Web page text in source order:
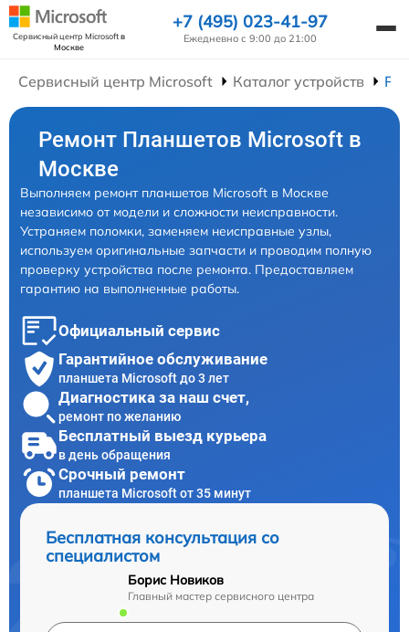
Сервисный центр Microsoftв
Москве
+7 (495) 023-41-97
Ежедневно с 9:00 до 21:00
Сервисный центр Microsoft Каталог устройств
Ремонт Планшетов Microsoft в
Москве
Выполняем ремонт планшетов Microsoft в Москве
независимо от модели и сложности неисправности.
Устраняем поломки, заменяем неисправные узлы,
используем оригинальные запчасти и проводим полную
проверку устройства после ремонта. Предоставляем
гарантию на выполненные работы.
Официальный сервис
Гарантийное обслуживание
планшета Microsoft до 3 лет
Диагностика за наш счет,
ремонт по желанию
Бесплатный выезд курьера
в день обращения
Срочный ремонт
планшета Microsoft от 35 минут
Бесплатная консультация со
специалистом
Борис Новиков
Главный мастер сервисного центра